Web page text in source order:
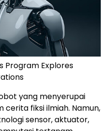
Program Explores
yang menyerupai
cerita fiksi ilmiah. Namun,
sensor, aktuator,